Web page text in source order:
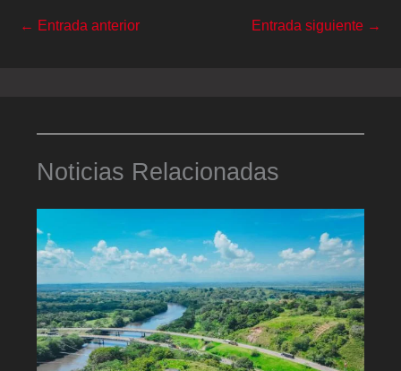
← Entrada anterior Entrada siguiente →
Noticias Relacionadas